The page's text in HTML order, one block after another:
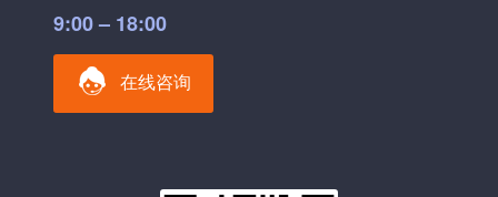
9:00 – 18:00
在线咨询